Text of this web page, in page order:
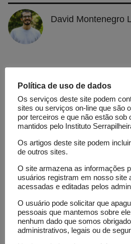
David Montenegro
atmospheric CO2
Amazon rainforest from the
climate change by
and drought resilience has
whether elevated
world’s largest rainforest.
shed light on this mystery by
atmospheric rise in CO2
the Amazon rainforest, the
and the environmental
Política de uso de dados
Os serviços deste site podem
sites ou serviços on-line que são
por terceiros e que não estão sob
mantidos pelo Instituto
Os artigos deste site podem
de outros sites.
O site armazena as informações
usuários registram em nosso site
acessadas e editadas pelos
O usuário pode solicitar que
pessoais que mantemos sobre
nenhum dado que somos
administrativos, legais ou de